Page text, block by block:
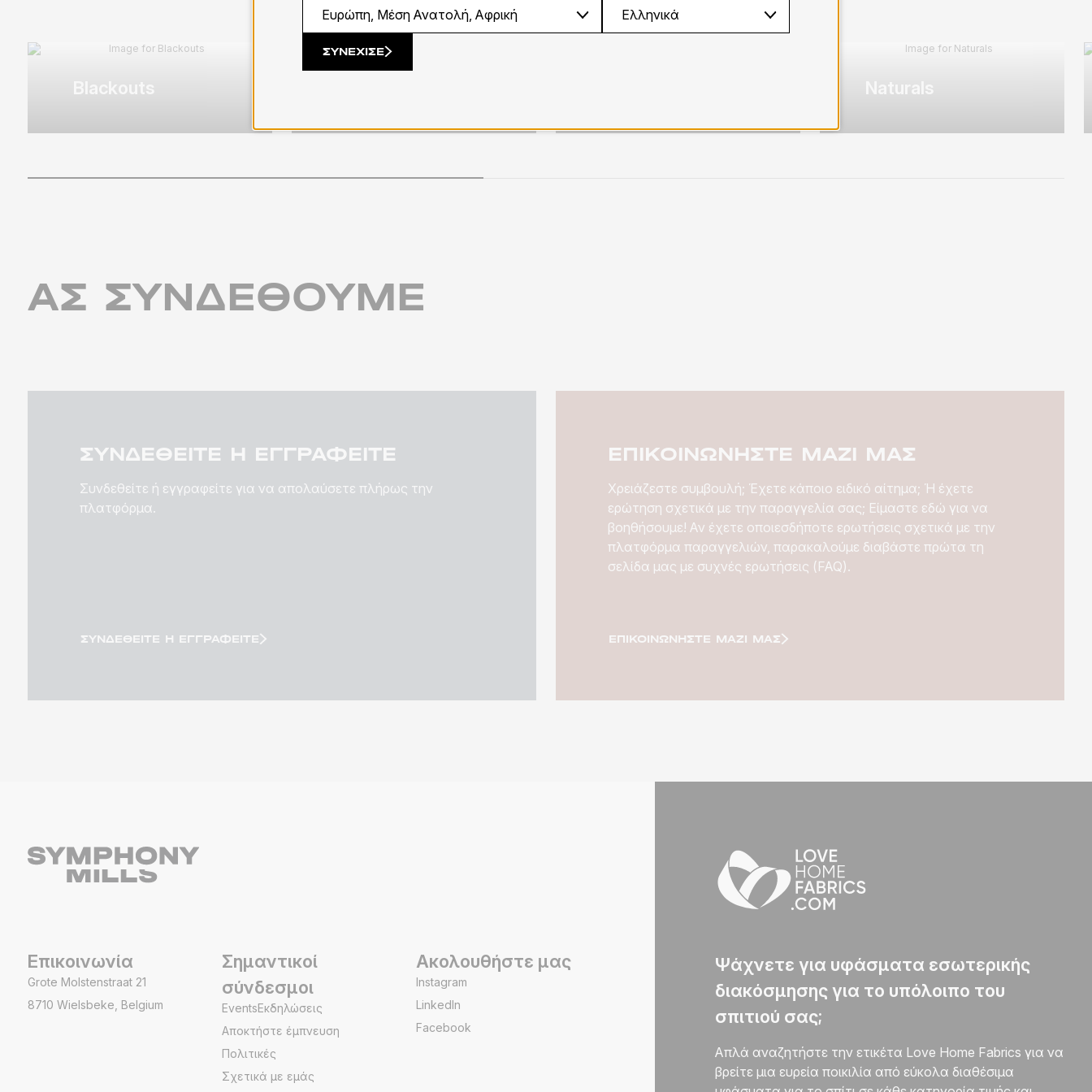
Blackouts Naturals
ΑΣ ΣΥΝΔΕΘΟΎΜΕ
ΣΥΝΔΕΘΕΊΤΕ Ή ΕΓΓΡΑΦΕΊΤΕ
Συνδεθείτε ή εγγραφείτε για να απολαύσετε πλήρως την
πλατφόρμα.
ΣΥΝΔΕΘΕΊΤΕ Ή ΕΓΓΡΑΦΕΊΤΕ
ΕΠΙΚΟΙΝΩΝΉΣΤΕ ΜΑΖΊ ΜΑΣ
Χρειάζεστε συμβουλή; Έχετε κάποιο ειδικό αίτημα; Ή έχετε
ερώτηση σχετικά με την παραγγελία σας; Είμαστε εδώ για να
βοηθήσουμε! Αν έχετε οποιεσδήποτε ερωτήσεις σχετικά με την
πλατφόρμα παραγγελιών, παρακαλούμε διαβάστε πρώτα τη
σελίδα μας με συχνές ερωτήσεις (FAQ).
ΕΠΙΚΟΙΝΩΝΉΣΤΕ ΜΑΖΊ ΜΑΣ
Επικοινωνία
Grote Molstenstraat 21
8710 Wielsbeke, Belgium
Σημαντικοί
σύνδεσμοι
EventsΕκδηλώσεις
Αποκτήστε έμπνευση
Πολιτικές
Σχετικά με εμάς
Ακολουθήστε μας
Instagram
LinkedIn
Facebook
Ψάχνετε για υφάσματα εσωτερικής
διακόσμησης για το υπόλοιπο του
σπιτιού σας;
Απλά αναζητήστε την ετικέτα Love Home Fabrics για να
βρείτε μια ευρεία ποικιλία από εύκολα διαθέσιμα
ΣΥΝΈΧΙΣΕ